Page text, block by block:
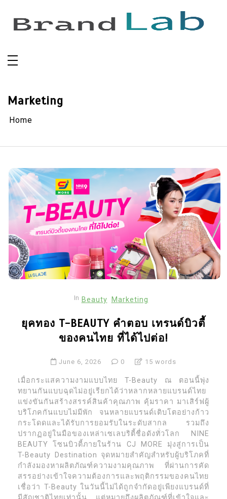
content
Marketing
Home
In Beauty Marketing
ยุคทอง T-BEAUTY คำตอบ เทรนด์บิวตี้
ของคนไทย ที่ได้ไปต่อ!
June 6, 2026 0 15 words
เมื่อกระแสความงามแบบไทย T-Beauty ณ ตอนนี้พุ่ง
ทยานกันแบบฉุดไม่อยู่เรียกได้ว่าหลากหลายแบรนด์ไทย
แข่งขันกันสร้างสรรค์สินค้าคุณภาพ คุ้มราคา มาเสิร์ฟผู้
บริโภคกันแบบไม่มีพัก จนหลายแบรนด์เติบโตอย่างก้าว
กระโดดและได้รับการยอมรับในระดับสากล รวมถึง
ปรากฏอยู่ในมือของเหล่าเซเลบริตี้ชื่อดังทั่วโลก NINE
BEAUTY โซนบิวตี้ภายในร้าน CJ MORE มุ่งสู่การเป็น
T-Beauty Destination จุดหมายสำคัญสำหรับผู้บริโภคที่
กำลังมองหาผลิตภัณฑ์ความงามคุณภาพ ที่ผ่านการคัด
สรรอย่างเข้าใจความต้องการและพฤติกรรมของคนไทย
เชื่อว่า T-Beauty ในวันนี้ไม่ได้ถูกจำกัดอยู่เพียงแบรนด์ที่